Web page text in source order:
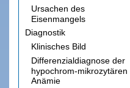
Ursachen des
Eisenmangels
Diagnostik
Klinisches Bild
Differenzialdiagnose der
hypochrom-mikrozytären
Anämie